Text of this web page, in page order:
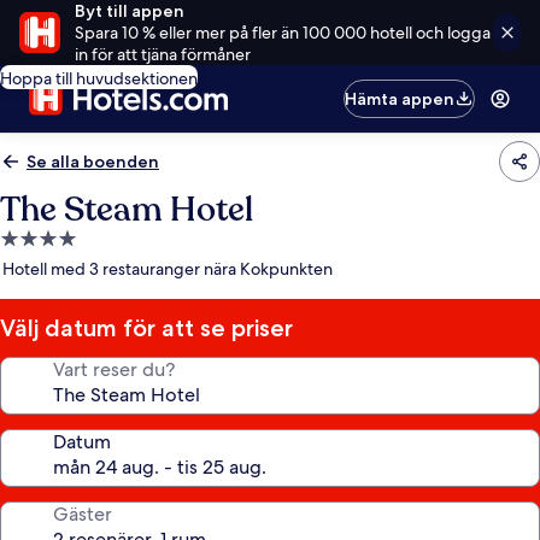
Byt till appen
Spara 10 % eller mer på fler än 100 000 hotell och logga
in för att tjäna förmåner
Hoppa till huvudsektionen
Hämta appen
Se alla boenden
The Steam Hotel
4.0-
stjärnigt
Hotell med 3 restauranger nära Kokpunkten
Välj datum för att se priser
Vart reser du?
Datum
Gäster